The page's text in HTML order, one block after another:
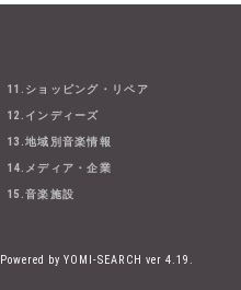
11.ショッピング・リペア
12.インディーズ
13.地域別音楽情報
14.メディア・企業
15.音楽施設
Powered by YOMI-SEARCH ver 4.19.